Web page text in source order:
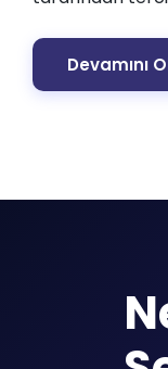
Devamını